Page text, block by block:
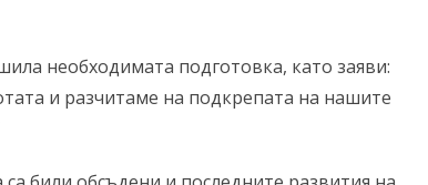
необходимата подготовка, като заяви:
и разчитаме на подкрепата на нашите